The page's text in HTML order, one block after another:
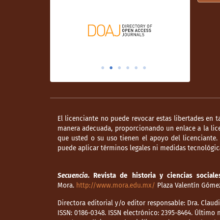
El licenciante no puede revocar estas libertades
manera adecuada, proporcionando un enlace a la
que usted o su uso tienen el apoyo del licenciante.
puede aplicar términos legales ni medidas
Secuencia. Revista de historia y ciencias
Mora. http://www.mora.edu.mx/ Plaza Valentín
Directora editorial y/o editor responsable: Dra.
ISSN: 0186-0348. ISSN electrónico: 2395-8464.